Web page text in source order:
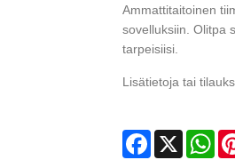
Ammattitaitoinen
sovelluksiin. Olitpa
tarpeisiisi.
Lisätietoja tai
Facebook
X